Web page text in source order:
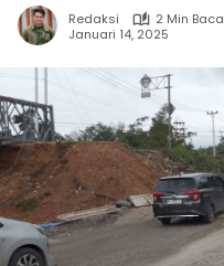
Redaksi
2 Min Baca
Januari 14, 2025